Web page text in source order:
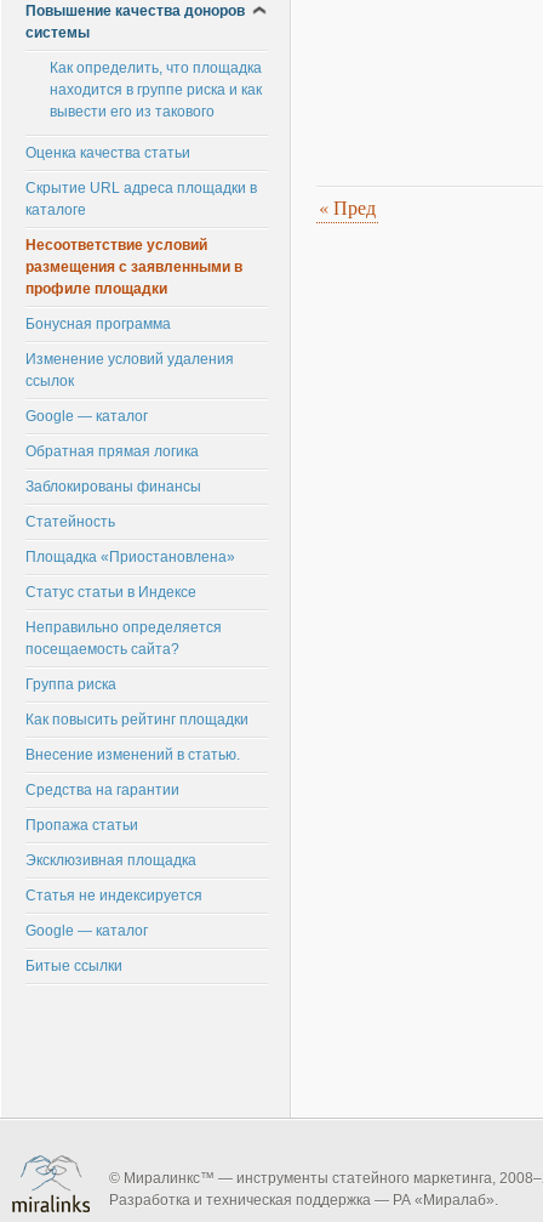
«Пред
Повышение качества доноров
системы
Как определить, что площадка
находится в группе риска и как
вывести его из такового
Оценка качества статьи
Скрытие URL адреса площадки в
каталоге
Несоответствие условий
размещения с заявленными в
профиле площадки
Бонусная программа
Изменение условий удаления
ссылок
Google — каталог
Обратная прямая логика
Заблокированы финансы
Статейность
Площадка «Приостановлена»
Статус статьи в Индексе
Неправильно определяется
посещаемость сайта?
Группа риска
Как повысить рейтинг площадки
Внесение изменений в статью.
Средства на гарантии
Пропажа статьи
Эксклюзивная площадка
Статья не индексируется
Google — каталог
Битые ссылки
© Миралинкс™ — инструменты статейного маркетинга, 2008–
Разработка и техническая поддержка — РА «Миралаб».